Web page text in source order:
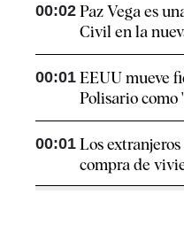
00:02 Paz Vega es
Civil en la
00:01 EEUU mueve
Polisario como
00:01 Los
compra de